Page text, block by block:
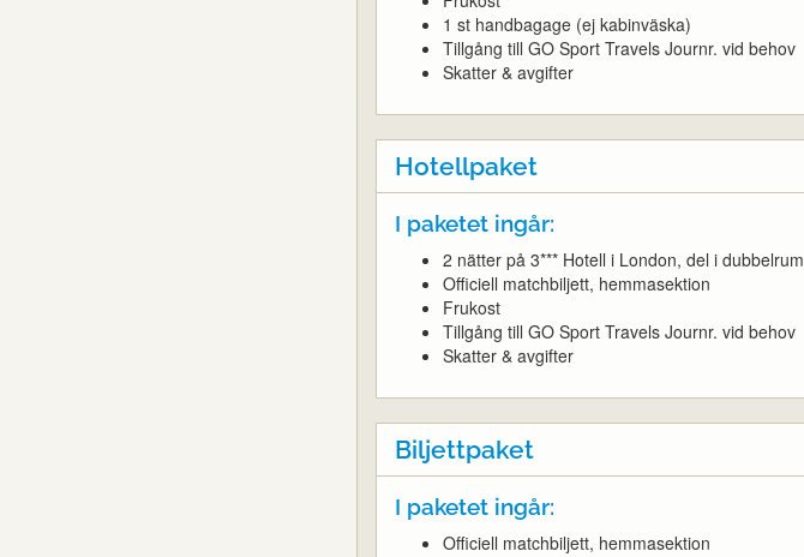
1 st handbagage (ej kabinväska)
Tillgång till GO Sport Travels Journr. vid behov
Skatter & avgifter
Hotellpaket
I paketet ingår:
2 nätter på 3*** Hotell i London, del i dubbelrum
Officiell matchbiljett, hemmasektion
Frukost
Tillgång till GO Sport Travels Journr. vid behov
Skatter & avgifter
Biljettpaket
I paketet ingår:
Officiell matchbiljett, hemmasektion